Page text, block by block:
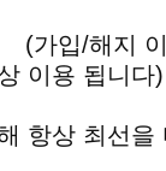
외에
이용 됩니다)
항상 최선